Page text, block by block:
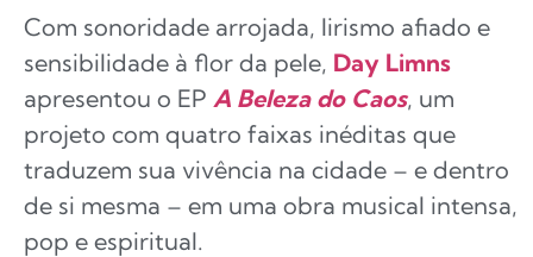
Com sonoridade arrojada, lirismo afiado e
sensibilidade à flor da pele, Day Limns
apresentou o EP A Beleza do Caos, um
projeto com quatro faixas inéditas que
traduzem sua vivência na cidade – e dentro
de si mesma – em uma obra musical intensa,
pop e espiritual.